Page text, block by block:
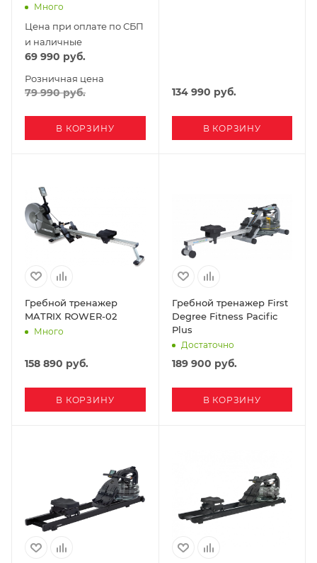
Много
Цена при оплате по СБП
и наличные
69 990 руб.
Розничная цена
79 990руб.
В КОРЗИНУ
134 990 руб.
В КОРЗИНУ
Гребной тренажер
MATRIX ROWER-02
Много
158 890 руб.
В КОРЗИНУ
Гребной тренажер First
Degree Fitness Pacific
Plus
Достаточно
189 900 руб.
В КОРЗИНУ